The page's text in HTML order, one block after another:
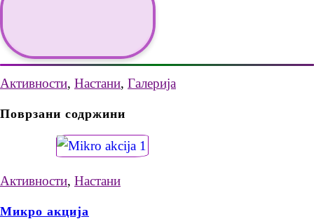
Активности, Настани, Галерија
Поврзани содржини
Активности, Настани
Микро акција